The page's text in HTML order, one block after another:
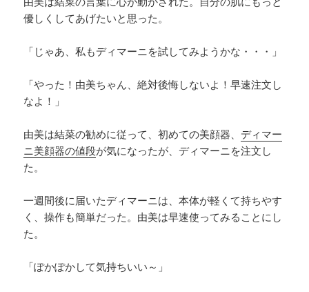
優しくしてあげたいと思った。
「じゃあ、私もディマーニを試してみようかな・・・」
「やった！由美ちゃん、絶対後悔しないよ！早速注文し
なよ！」
由美は結菜の勧めに従って、初めての美顔器、 ディマー
ニ美顔器の値段が気になったが、ディマーニを注文し
た。
一週間後に届いたディマーニは、本体が軽くて持ちやす
く、操作も簡単だった。由美は早速使ってみることにし
た。
「ぽかぽかして気持ちいい～」